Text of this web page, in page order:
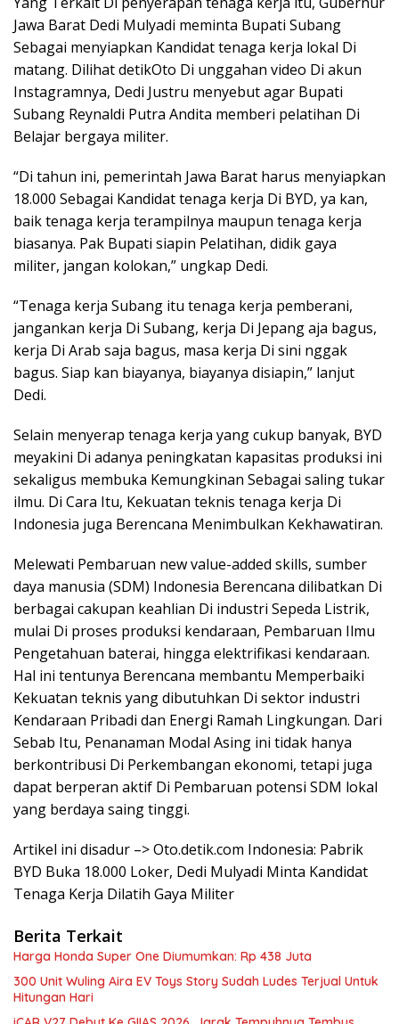
Jawa Barat Dedi Mulyadi meminta Bupati Subang
Sebagai menyiapkan Kandidat tenaga kerja lokal Di
matang. Dilihat detikOto Di unggahan video Di akun
Instagramnya, Dedi Justru menyebut agar Bupati
Subang Reynaldi Putra Andita memberi pelatihan Di
Belajar bergaya militer.
“Di tahun ini, pemerintah Jawa Barat harus menyiapkan
18.000 Sebagai Kandidat tenaga kerja Di BYD, ya kan,
baik tenaga kerja terampilnya maupun tenaga kerja
biasanya. Pak Bupati siapin Pelatihan, didik gaya
militer, jangan kolokan,” ungkap Dedi.
“Tenaga kerja Subang itu tenaga kerja pemberani,
jangankan kerja Di Subang, kerja Di Jepang aja bagus,
kerja Di Arab saja bagus, masa kerja Di sini nggak
bagus. Siap kan biayanya, biayanya disiapin,” lanjut
Dedi.
Selain menyerap tenaga kerja yang cukup banyak, BYD
meyakini Di adanya peningkatan kapasitas produksi ini
sekaligus membuka Kemungkinan Sebagai saling tukar
ilmu. Di Cara Itu, Kekuatan teknis tenaga kerja Di
Indonesia juga Berencana Menimbulkan Kekhawatiran.
Melewati Pembaruan new value-added skills, sumber
daya manusia (SDM) Indonesia Berencana dilibatkan Di
berbagai cakupan keahlian Di industri Sepeda Listrik,
mulai Di proses produksi kendaraan, Pembaruan Ilmu
Pengetahuan baterai, hingga elektrifikasi kendaraan.
Hal ini tentunya Berencana membantu Memperbaiki
Kekuatan teknis yang dibutuhkan Di sektor industri
Kendaraan Pribadi dan Energi Ramah Lingkungan. Dari
Sebab Itu, Penanaman Modal Asing ini tidak hanya
berkontribusi Di Perkembangan ekonomi, tetapi juga
dapat berperan aktif Di Pembaruan potensi SDM lokal
yang berdaya saing tinggi.
Artikel ini disadur –> Oto.detik.com Indonesia: Pabrik
BYD Buka 18.000 Loker, Dedi Mulyadi Minta Kandidat
Tenaga Kerja Dilatih Gaya Militer
Berita Terkait
Harga Honda Super One Diumumkan: Rp 438 Juta
300 Unit Wuling Aira EV Toys Story Sudah Ludes Terjual Untuk
Hitungan Hari